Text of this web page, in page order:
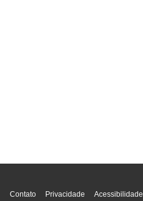
Contato Privacidade Acessibilidade